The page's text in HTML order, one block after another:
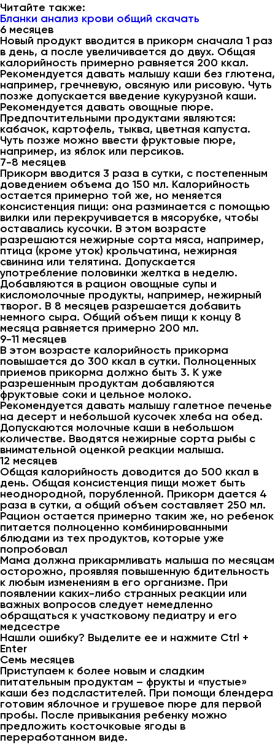
Читайте также:
Бланки анализ крови общий скачать
6 месяцев
Новый продукт вводится в прикорм сначала 1 раз
в день, а после увеличивается до двух. Общая
калорийность примерно равняется 200 ккал.
Рекомендуется давать малышу каши без глютена,
например, гречневую, овсяную или рисовую. Чуть
позже допускается введение кукурузной каши.
Рекомендуется давать овощные пюре.
Предпочтительными продуктами являются:
кабачок, картофель, тыква, цветная капуста.
Чуть позже можно ввести фруктовые пюре,
например, из яблок или персиков.
7-8 месяцев
Прикорм вводится 3 раза в сутки, с постепенным
доведением объема до 150 мл. Калорийность
остается примерно той же, но меняется
консистенция пищи: она разминается с помощью
вилки или перекручивается в мясорубке, чтобы
оставались кусочки. В этом возрасте
разрешаются нежирные сорта мяса, например,
птица (кроме уток) крольчатина, нежирная
свинина или телятина. Допускается
употребление половинки желтка в неделю.
Добавляются в рацион овощные супы и
кисломолочные продукты, например, нежирный
творог. В 8 месяцев разрешается добавить
немного сыра. Общий объем пищи к концу 8
месяца равняется примерно 200 мл.
9-11 месяцев
В этом возрасте калорийность прикорма
повышается до 300 ккал в сутки. Полноценных
приемов прикорма должно быть 3. К уже
разрешенным продуктам добавляются
фруктовые соки и цельное молоко.
Рекомендуется давать малышу галетное печенье
на десерт и небольшой кусочек хлеба на обед.
Допускаются молочные каши в небольшом
количестве. Вводятся нежирные сорта рыбы с
внимательной оценкой реакции малыша.
12 месяцев
Общая калорийность доводится до 500 ккал в
день. Общая консистенция пищи может быть
неоднородной, порубленной. Прикорм дается 4
раза в сутки, а общий объем составляет 250 мл.
Рацион остается примерно таким же, но ребенок
питается полноценно комбинированными
блюдами из тех продуктов, которые уже
попробовал
Мама должна прикармливать малыша по месяцам
осторожно, проявляя повышенную бдительность
к любым изменениям в его организме. При
появлении каких-либо странных реакции или
важных вопросов следует немедленно
обращаться к участковому педиатру и его
медсестре
Нашли ошибку? Выделите ее и нажмите Ctrl +
Enter
Семь месяцев
Приступаем к более новым и сладким
питательным продуктам – фрукты и «пустые»
каши без подсластителей. При помощи блендера
готовим яблочное и грушевое пюре для первой
пробы. После привыкания ребенку можно
предложить косточковые ягоды в
переработанном виде.